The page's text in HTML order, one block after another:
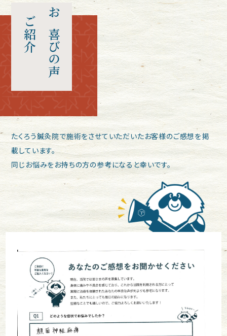
お喜びの声
ご紹介
たくろう鍼灸院で施術をさせていただいたお客様のご感想を掲
載しています。
同じお悩みをお持ちの方の参考になると幸いです。